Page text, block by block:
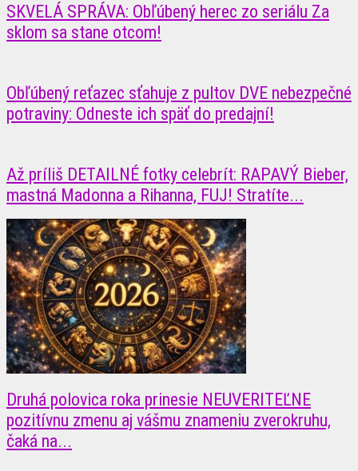
SKVELÁ SPRÁVA: Obľúbený herec zo seriálu Za
sklom sa stane otcom!
Obľúbený reťazec sťahuje z pultov DVE nebezpečné
potraviny: Odneste ich späť do predajní!
Až príliš DETAILNÉ fotky celebrít: RAPAVÝ Bieber,
mastná Madonna a Rihanna, FUJ! Stratíte...
Druhá polovica roka prinesie NEUVERITEĽNE
pozitívnu zmenu aj vášmu znameniu zverokruhu,
čaká na...